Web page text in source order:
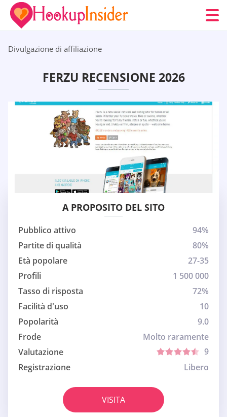
Divulgazione di affiliazione
FERZU RECENSIONE 2026
A PROPOSITO DEL SITO
Pubblico attivo
94%
Partite di qualità
80%
Età popolare
27-35
Profili
1 500 000
Tasso di risposta
72%
Facilità d'uso
10
Popolarità
9.0
Frode
Molto raramente
Valutazione
9
Registrazione
Libero
VISITA